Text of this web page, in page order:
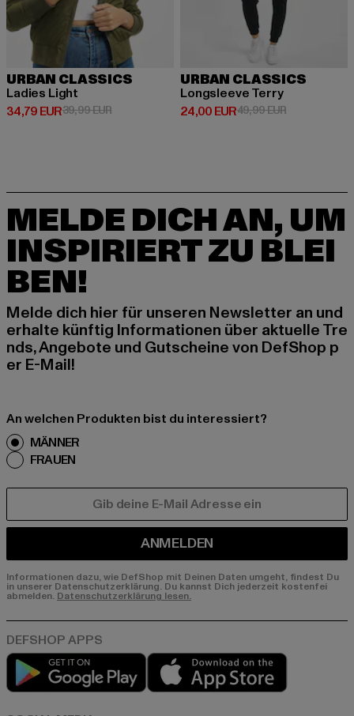
URBAN CLASSICS
Ladies Light
34,79 EUR
Derzeitiger Preis: 34,79 EUR
39,99 EURAktionspreis: 39,99 EUR
URBAN CLASSICS
Longsleeve Terry
24,00 EUR
Derzeitiger Preis: 24,00 EUR
49,99 EURAktionspreis:
MELDE DICH AN, UM
INSPIRIERT ZU BLEI
BEN!
Melde dich hier für unseren Newsletter an und
erhalte künftig Informationen über aktuelle Tre
nds, Angebote und Gutscheine von DefShop p
er E-Mail!
An welchen Produkten bist du interessiert?
MÄNNER
FRAUEN
ANMELDEN
Informationen dazu, wie DefShop mit Deinen Daten umgeht, findest Du
in unserer Datenschutzerklärung. Du kannst Dich jederzeit kostenfei
abmelden. Datenschutzerklärung lesen.
Play market